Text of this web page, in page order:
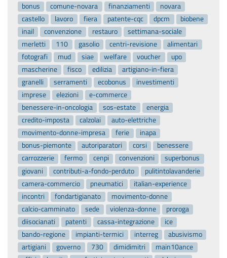
bonus
comune-novara finanziamenti
novara
castello
lavoro fiera patente-cqc dpcm
biobene
inail
convenzione restauro
settimana-sociale
merletti
110 gasolio centri-revisione
alimentari
fotografi
mud siae welfare voucher
upo
mascherine
fisco edilizia
artigiano-in-fiera
granelli
serramenti ecobonus
investimenti
imprese
elezioni
e-commerce
benessere-in-oncologia
sos-estate
energia
credito-imposta
calzolai
auto-elettriche
movimento-donne-impresa
ferie
inapa
bonus-piemonte
autoriparatori corsi
benessere
carrozzerie
fermo cenpi convenzioni
superbonus
giovani
contributi-a-fondo-perduto
pulitintolavanderie
camera-commercio
pneumatici
italian-experience
incontri
fondartigianato
movimento-donne
calcio-camminato
sede violenza-donne
proroga
diisocianati
patenti cassa-integrazione
ice
bando-regione
impianti-termici interreg
abusivismo
artigiani
governo 730 dimidimitri
main10ance